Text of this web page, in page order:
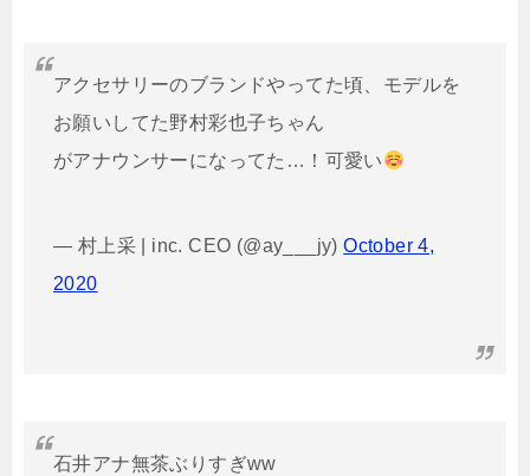
アクセサリーのブランドやってた頃、モデルを
お願いしてた野村彩也子ちゃん
がアナウンサーになってた…！可愛い
— 村上采 | inc. CEO (@ay___jy)October 4,
2020
石井アナ無茶ぶりすぎww